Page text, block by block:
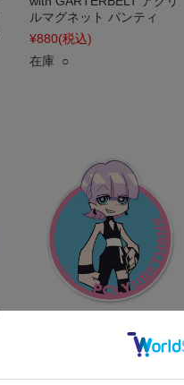
ルマグネット パンティ
¥880(税込)
在庫 ○
with GARTERBELT アクリ
ルマグネット ポリウレタン
¥880(税込)